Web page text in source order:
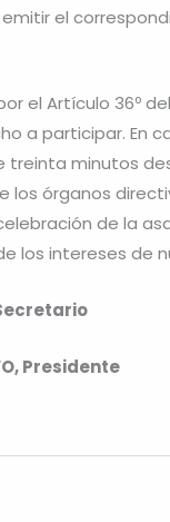
a emitir el
el Artículo 36º
a participar. En
treinta minutos
los órganos
de la
los intereses de
Presidente